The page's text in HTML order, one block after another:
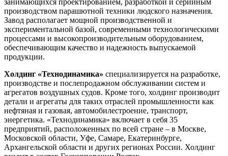
занимающихся проектированием, разработкой и серийным
производством парашютной техники людского назначения.
Завод располагает мощной производственной и
экспериментальной базой, современными технологическими
процессами и высокопроизводительным оборудованием,
обеспечивающим качество и надежность выпускаемой
продукции.
Холдинг «Технодинамика» специализируется на разработке,
производстве и послепродажном обслуживании систем и
агрегатов воздушных судов. Кроме того, холдинг производит
детали и агрегаты для таких отраслей промышленности как
нефтяная и газовая, автомобилестроение, транспорт,
энергетика. «Технодинамика» включает в себя 35
предприятий, расположенных по всей стране – в Москве,
Московской области, Уфе, Самаре, Екатеринбурге,
Архангельской области и других регионах России. Холдинг